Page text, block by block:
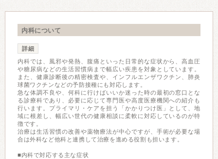
内科について
詳細
内科では、風邪や発熱、腹痛といった日常的な症状から、高血圧
や糖尿病などの生活習慣病まで幅広い疾患を対象としています。
また、健康診断後の精密検査や、インフルエンザワクチン、肺炎
球菌ワクチンなどの予防接種にも対応します。
急な体調不良や、何科に行けばいいか迷った時の最初の窓口とな
る診療科であり、必要に応じて専門医や高度医療機関への紹介も
行います。プライマリ・ケアを担う「かかりつけ医」として、地
域に根差し、幅広い世代の健康相談に柔軟に対応しているのが特
徴です。
治療は生活習慣の改善や薬物療法が中心ですが、手術が必要な場
合は外科など他科と連携して治療を進める役割も担います。
■内科で対応する主な症状